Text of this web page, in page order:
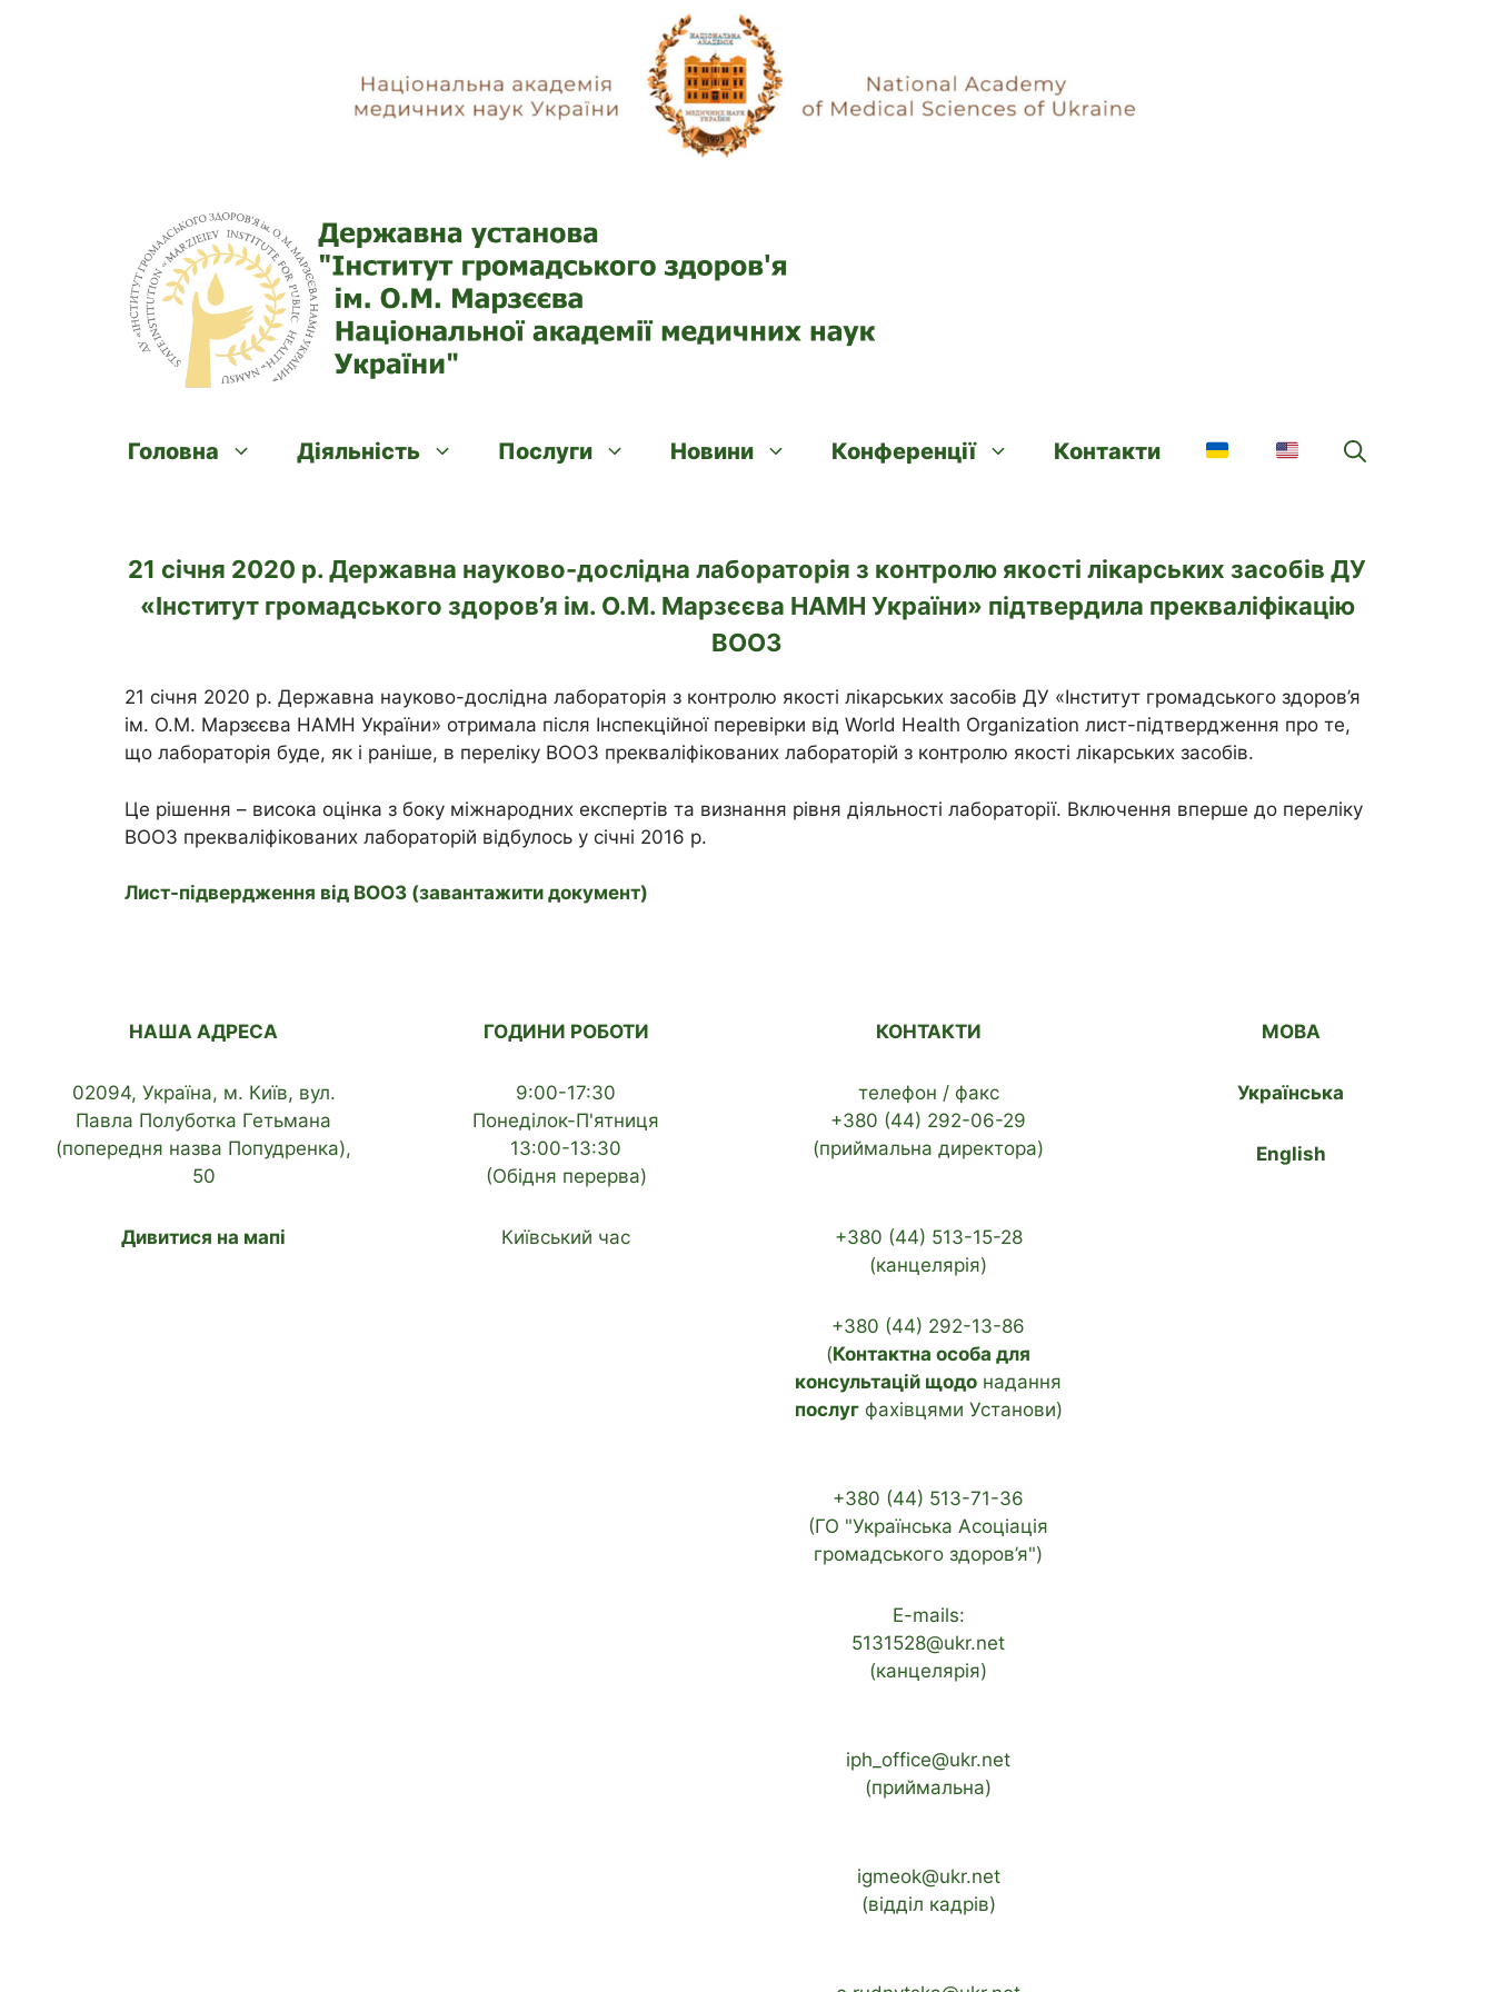
Головна Діяльність Послуги Новини Конференції Контакти
21 січня 2020 р. Державна науково-дослідна лабораторія з контролю якості лікарських засобів ДУ
«Інститут громадського здоров’я ім. О.М. Марзєєва НАМН України» підтвердила прекваліфікацію
ВООЗ
21 січня 2020 р. Державна науково-дослідна лабораторія з контролю якості лікарських засобів ДУ «Інститут громадського здоров’я
ім. О.М. Марзєєва НАМН України» отримала після Інспекційної перевірки від World Health Organization лист-підтвердження про те,
що лабораторія буде, як і раніше, в переліку ВООЗ прекваліфікованих лабораторій з контролю якості лікарських засобів.
Це рішення – висока оцінка з боку міжнародних експертів та визнання рівня діяльності лабораторії. Включення вперше до переліку
ВООЗ прекваліфікованих лабораторій відбулось у січні 2016 р.
Лист-підвердження від ВООЗ (завантажити документ)
НАША АДРЕСА
02094, Україна, м. Київ, вул.
Павла Полуботка Гетьмана
(попередня назва Попудренка),
50
Дивитися на мапі
ГОДИНИ РОБОТИ
9:00-17:30
Понеділок-П'ятниця
13:00-13:30
(Обідня перерва)
Київський час
КОНТАКТИ
телефон / факс
+380 (44) 292-06-29
(приймальна директора)
+380 (44) 513-15-28
(канцелярія)
+380 (44) 292-13-86
(Контактна особа для
консультацій щодо надання
послугфахівцями Установи)
+380 (44) 513-71-36
(ГО "Українська Асоціація
громадського здоров’я")
E-mails:
5131528@ukr.net
(канцелярія)
iph_office@ukr.net
(приймальна)
igmeok@ukr.net
(відділ кадрів)
МОВА
Українська
English